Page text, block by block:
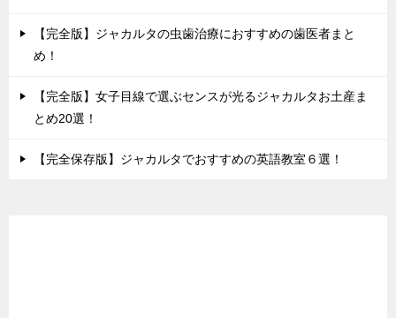
【完全版】ジャカルタの虫歯治療におすすめの歯医者まと
め！
【完全版】女子目線で選ぶセンスが光るジャカルタお土産ま
とめ20選！
【完全保存版】ジャカルタでおすすめの英語教室６選！